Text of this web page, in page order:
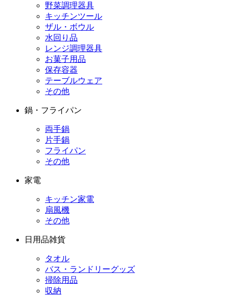
野菜調理器具
キッチンツール
ザル・ボウル
水回り品
レンジ調理器具
お菓子用品
保存容器
テーブルウェア
その他
鍋・フライパン
両手鍋
片手鍋
フライパン
その他
家電
キッチン家電
扇風機
その他
日用品雑貨
タオル
バス・ランドリーグッズ
掃除用品
収納